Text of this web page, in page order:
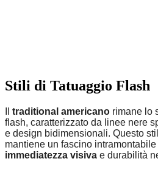
Stili di Tatuaggio Flash
traditional americano rimane lo
flash, caratterizzato da linee nere
e design bidimensionali. Questo
mantiene un fascino
immediatezza visiva e durabilità